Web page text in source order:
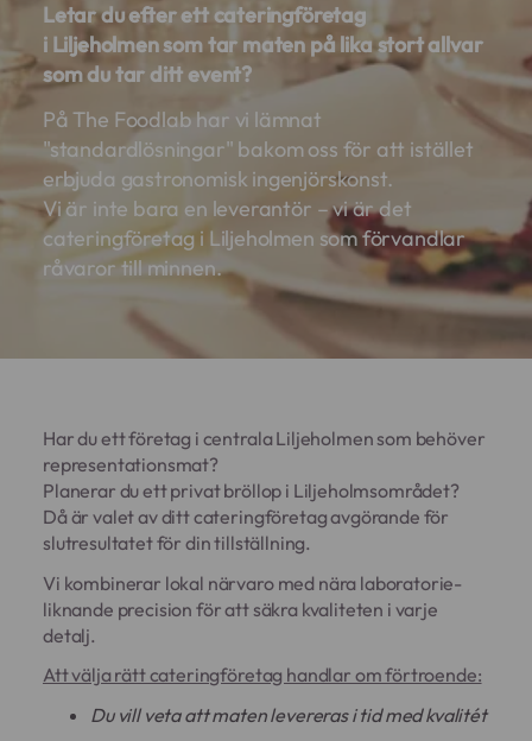
Letar du efter ett cateringföretag
i Liljeholmensom tar maten på lika stort allvar
som du tar ditt event?
På The Foodlab har vi lämnat
"standardlösningar" bakom oss för att istället
erbjuda gastronomisk ingenjörskonst.
Vi är inte bara en leverantör – vi är det
cateringföretag i Liljeholmen som förvandlar
råvaror till minnen.
Har du ett företag i centrala Liljeholmen som behöver
representationsmat?
Planerar du ett privat bröllop i Liljeholmsområdet?
Då är valet av ditt cateringföretag avgörande för
slutresultatet för din tillställning.
Vi kombinerar lokal närvaro med nära laboratorie-
liknande precision för att säkra kvaliteten i varje
detalj.
Att välja rätt cateringföretag handlar om förtroende:
Du vill veta att maten levereras i tid med kvalitét